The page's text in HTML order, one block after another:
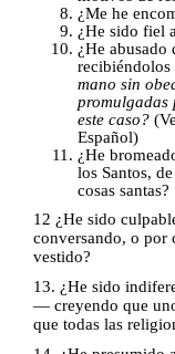
¿Me he
¿He sido fiel
¿He abusado
recibiéndolos
mano sin
promulgadas
este caso?
Español)
¿He
los Santos,
cosas santas?
12 ¿He sido
conversando, o por
vestido?
13. ¿He sido
— creyendo que
que todas las